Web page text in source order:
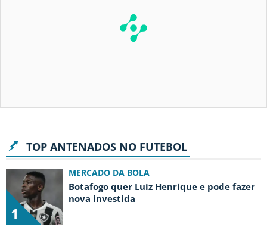
TOP ANTENADOS NO FUTEBOL
1
MERCADO DA BOLA
Botafogo quer Luiz Henrique e pode fazer
nova investida